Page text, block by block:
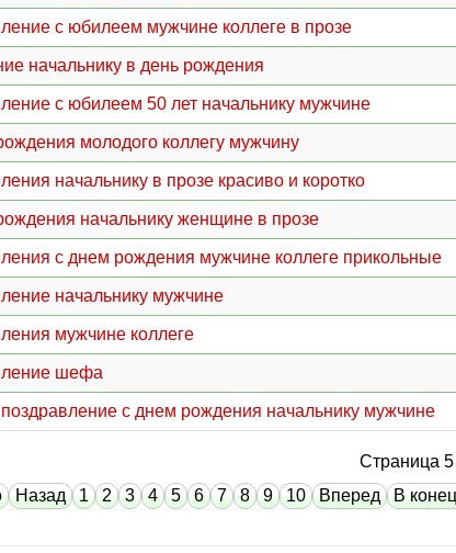
с юбилеем мужчине коллеге в прозе
начальнику в день рождения
с юбилеем 50 лет начальнику мужчине
молодого коллегу мужчину
начальнику в прозе красиво и коротко
начальнику женщине в прозе
с днем рождения мужчине коллеге прикольные
начальнику мужчине
мужчине коллеге
шефа
с днем рождения начальнику мужчине
Страница 5
Назад 1 2 3 4 5 6 7 8 9 10 Вперед В конец